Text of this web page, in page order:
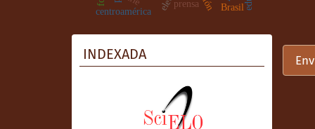
centroamérica
prensa Brasil
INDEXADA